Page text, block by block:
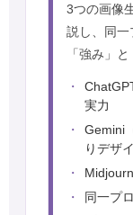
3つの画像
説し、同一
「強み」
実力
Gemini
りデザ
同一プ